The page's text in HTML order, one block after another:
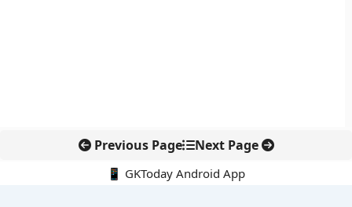
Previous Page Next Page
📱 GKToday Android App